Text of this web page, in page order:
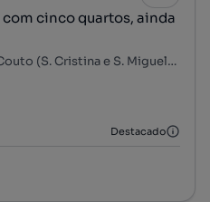
Rua 21 de Janeiro, St. Tirso, Couto (S. Cristina e S. Miguel) e Burgães, Santo Tirso, Porto
Destacado